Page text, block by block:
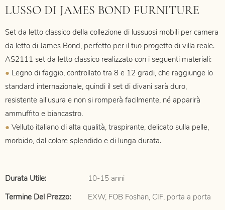
LUSSO DI JAMES BOND FURNITURE
Set da letto classico della collezione di lussuosi mobili per camera
da letto di James Bond, perfetto per il tuo progetto di villa reale.
AS2111 set da letto classico realizzato con i seguenti materiali:
● Legno di faggio, controllato tra 8 e 12 gradi, che raggiunge lo
standard internazionale, quindi il set di divani sarà duro,
resistente all'usura e non si romperà facilmente, né apparirà
ammuffito e biancastro.
● Velluto italiano di alta qualità, traspirante, delicato sulla pelle,
morbido, dal colore splendido e di lunga durata.
Durata Utile:
10-15 anni
Termine Del Prezzo:
EXW, FOB Foshan, CIF, porta a porta